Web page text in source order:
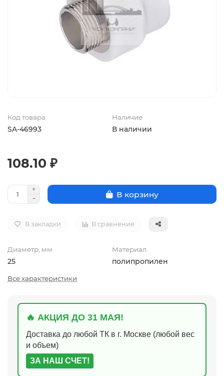
Код товара
SA-46993
Наличие
В наличии
108.10 ₽
В корзину
В закладки В сравнение
Диаметр, мм
25
Материал
полипропилен
Все характеристики
🔥 АКЦИЯ ДО 31 МАЯ!
Доставка до любой ТК в г. Москве (любой вес
и объем)
ЗА НАШ СЧЕТ!